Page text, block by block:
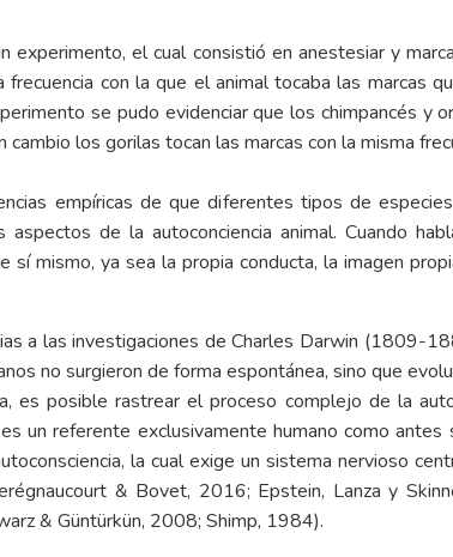
experimento, el cual consistió en anestesiar y
con la que el animal tocaba las marcas
se pudo evidenciar que los chimpancés y
los gorilas tocan las marcas con la misma
empíricas de que diferentes tipos de
de la autoconciencia animal. Cuando
sí mismo, ya sea la propia conducta, la imagen
a las investigaciones de Charles Darwin (1809-
no surgieron de forma espontánea, sino que
es posible rastrear el proceso complejo de la
un referente exclusivamente humano como
la cual exige un sistema nervioso
& Bovet, 2016; Epstein, Lanza y
& Güntürkün, 2008; Shimp, 1984).